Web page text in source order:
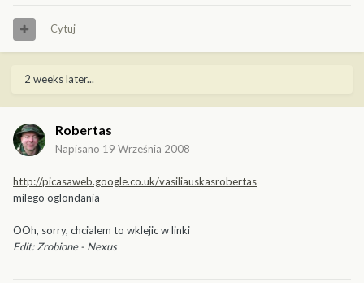
Cytuj
2 weeks later...
Robertas
Napisano 19 Września 2008
http://picasaweb.google.co.uk/vasiliauskasrobertas
milego oglondania
OOh, sorry, chcialem to wklejic w linki
Edit: Zrobione - Nexus